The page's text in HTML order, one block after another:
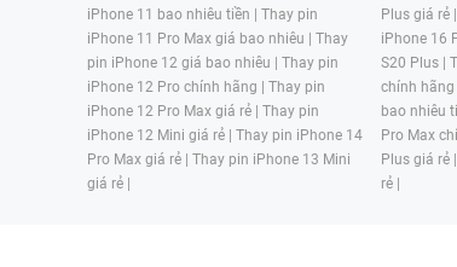
iPhone 11 bao nhiêu tiền | Thay pin
iPhone 11 Pro Max giá bao nhiêu | Thay
pin iPhone 12 giá bao nhiêu | Thay pin
iPhone 12 Pro chính hãng | Thay pin
iPhone 12 Pro Max giá rẻ | Thay pin
iPhone 12 Mini giá rẻ | Thay pin iPhone 14
Pro Max giá rẻ | Thay pin iPhone 13 Mini
giá rẻ |
Plus giá rẻ |
iPhone 16
S20 Plus |
chính hãng |
bao nhiêu
Pro Max
Plus giá rẻ |
rẻ |